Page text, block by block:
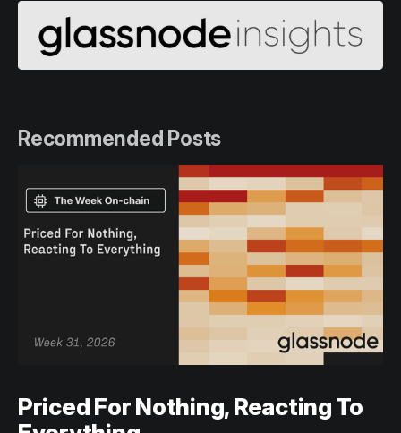
Recommended Posts
Priced For Nothing, Reacting To